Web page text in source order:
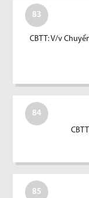
83
CBTT: V/v
84
85